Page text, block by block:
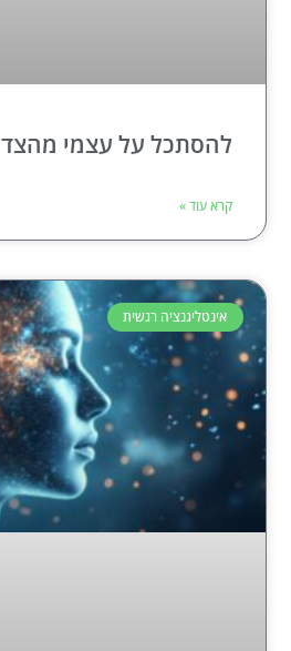
להסתכל על עצמי מהצד
קרא עוד »
אינטליגנציה רגשית